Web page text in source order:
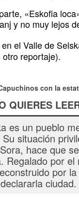
«Eskofia
y no muy lejos
el Valle de
reportaje).
con la
QUIERES
es un pueblo
Su situación
hace que
Regalado por
por
ciudad.